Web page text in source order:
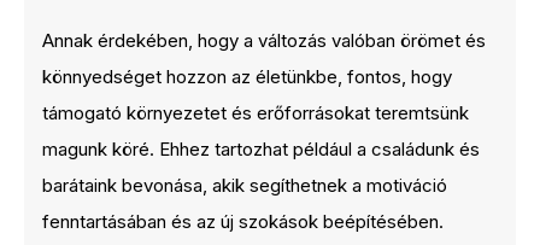
Annak érdekében, hogy a változás valóban örömet és
könnyedséget hozzon az életünkbe, fontos, hogy
támogató környezetet és erőforrásokat teremtsünk
magunk köré. Ehhez tartozhat például a családunk és
barátaink bevonása, akik segíthetnek a motiváció
fenntartásában és az új szokások beépítésében.